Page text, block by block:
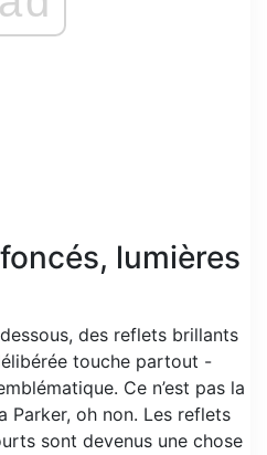
lumières
des reflets brillants
touche partout -
Ce n’est pas la
Parker, oh non. Les reflets
sont devenus une chose